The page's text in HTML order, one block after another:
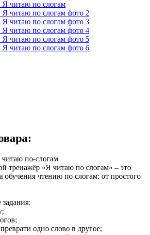
по-слогам
тренажёр «Я читаю по слогам» – это
обучения чтению по слогам: от простого
одно слово в другое;